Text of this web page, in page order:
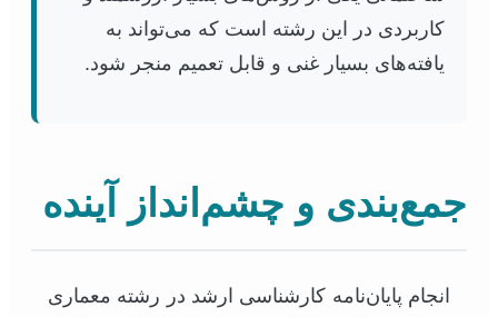
کاربردی در این رشته است که می‌تواند به
یافته‌های بسیار غنی و قابل تعمیم منجر شود.
جمع‌بندی و چشم‌انداز آینده
انجام پایان‌نامه کارشناسی ارشد در رشته معماری